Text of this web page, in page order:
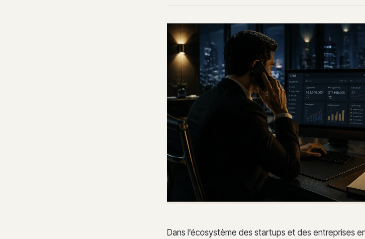
Dans l’écosystème des startups et des entreprises